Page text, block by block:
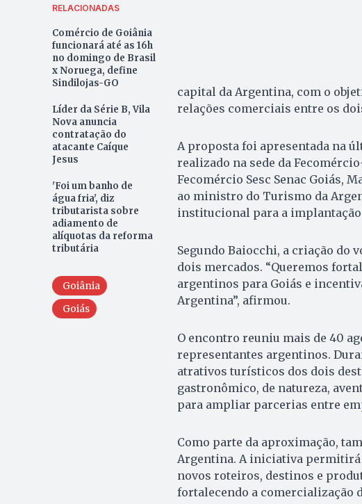
RELACIONADAS
Comércio de Goiânia
funcionará até as 16h
no domingo de Brasil
x Noruega, define
Sindilojas-GO
Líder da Série B, Vila
Nova anuncia
contratação do
atacante Caíque
Jesus
'Foi um banho de
água fria', diz
tributarista sobre
adiamento de
alíquotas da reforma
tributária
Goiânia
Goiás
capital da Argentina, com o
relações comerciais entre os
A proposta foi apresentada na
realizado na sede da
Fecomércio Sesc Senac Goiás,
ao ministro do Turismo da
institucional para a implantação
Segundo Baiocchi, a criação do
dois mercados. “Queremos
argentinos para Goiás e
Argentina”, afirmou.
O encontro reuniu mais de 40
representantes argentinos.
atrativos turísticos dos dois
gastronômico, de natureza,
para ampliar parcerias entre
Como parte da aproximação,
Argentina. A iniciativa permitirá
novos roteiros, destinos e
fortalecendo a comercialização